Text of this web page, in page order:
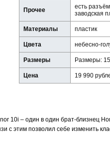
Прочее
есть
заводская
Материалы пластик
Цвета небесно-
Размеры Размеры:
Цена 19 990
10i – один в один брат-близнец
с этим позволил себе изменить